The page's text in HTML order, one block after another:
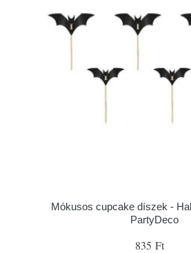
Mókusos cupcake díszek -
PartyDeco
835 Ft